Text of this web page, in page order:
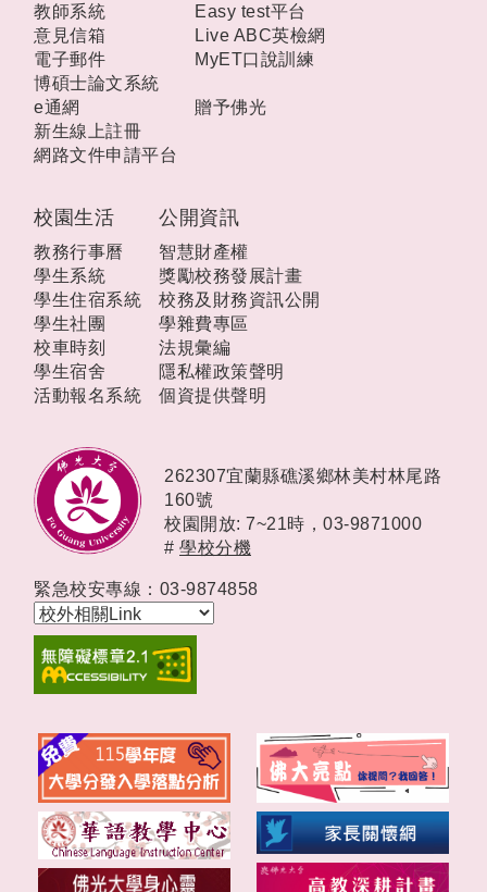
校園生活
教務行事曆
學生系統
學生住宿系統
學生社團
校車時刻
學生宿舍
活動報名系統
公開資訊
智慧財產權
獎勵校務發展計畫
校務及財務資訊公開
學雜費專區
法規彙編
隱私權政策聲明
個資提供聲明
教師系統
意見信箱
電子郵件
博碩士論文系統
e通網
新生線上註冊
網路文件申請平台
Easy test平台
Live ABC英檢網
MyET口說訓練
贈予佛光
262307宜蘭縣礁溪鄉林美村林尾路
160號
校園開放: 7~21時， 03-9871000
# 學校分機
緊急校安專線：03-9874858